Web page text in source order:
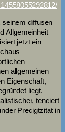
seinem diffusen
Allgemeinheit
jetzt ein
allgemeinen
Eigenschaft,
liegt.
tendiert
Predigtzitat in